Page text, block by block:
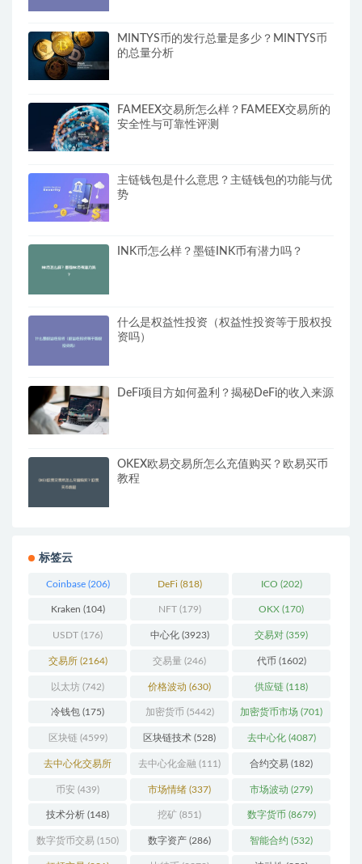
MINTYS币的发行总量是多少？MINTYS币
的总量分析
FAMEEX交易所怎么样？FAMEEX交易所的
安全性与可靠性评测
主链钱包是什么意思？主链钱包的功能与优
势
INK币怎么样？墨链INK币有潜力吗？
什么是权益性投资（权益性投资等于股权投
资吗）
DeFi项目方如何盈利？揭秘DeFi的收入来源
OKEX欧易交易所怎么充值购买？欧易买币
教程
标签云
Coinbase(206) DeFi (818) ICO (202)
Kraken (104) NFT(179) OKX (170)
USDT (176) 中心化(3923) 交易对 (359)
交易所(2164) 交易量 (246) 代币 (1602)
以太坊 (742) 价格波动 (630) 供应链 (118)
冷钱包 (175) 加密货币 (5442) 加密货币市场 (701)
区块链(4599) 区块链技术 (528) 去中心化(4087)
去中心化交易所
(196)
去中心化金融 (111) 合约交易 (182)
币安 (439) 市场情绪 (337) 市场波动 (279)
技术分析 (148) 挖矿 (851) 数字货币 (8679)
数字货币交易 (150) 数字资产 (286) 智能合约 (532)